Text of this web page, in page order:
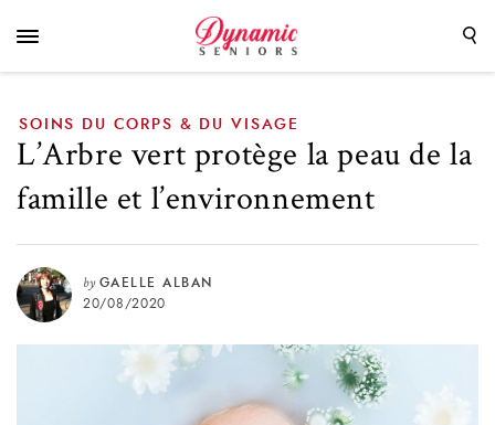
l’environnement
SOINS DU CORPS & DU VISAGE
L’Arbre vert protège la peau de la
famille et l’environnement
by GAELLE ALBAN
20/08/2020